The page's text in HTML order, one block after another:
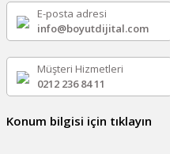
E-posta adresi
info@boyutdijital.com
Müşteri Hizmetleri
0212 236 84 11
Konum bilgisi için tıklayın